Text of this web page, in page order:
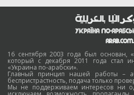
16 сентября 2003 года был основан,
который с декабря 2011 года стал
«Украина по-арабски».
Главный принцип нашей работы –
беспристрастность, подача только
Мы не поддерживаем интересов ни